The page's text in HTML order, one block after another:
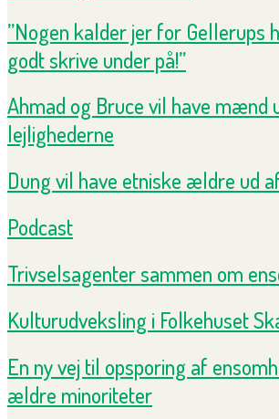
”Nogen kalder jer for Gellerups
godt skrive under på!”
Ahmad og Bruce vil have mænd
lejlighederne
Dung vil have etniske ældre ud
Podcast
Trivselsagenter sammen om
Kulturudveksling i Folkehuset
En ny vej til opsporing af
ældre minoriteter